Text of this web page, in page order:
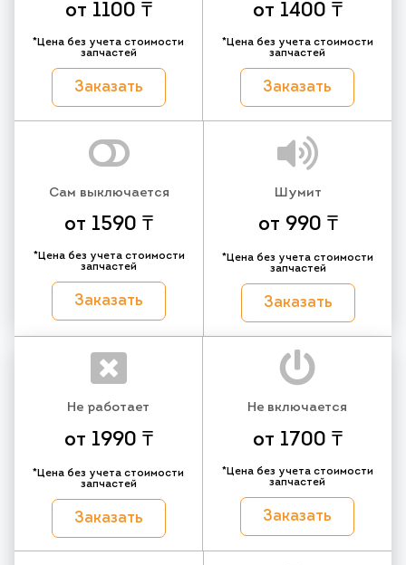
от 1100 ₸
*Цена без учета стоимости
запчастей
Заказать
от 1400 ₸
*Цена без учета стоимости
запчастей
Заказать
Сам выключается
от 1590 ₸
*Цена без учета стоимости
запчастей
Заказать
Шумит
от 990 ₸
*Цена без учета стоимости
запчастей
Заказать
Не работает
от 1990 ₸
*Цена без учета стоимости
запчастей
Заказать
Не включается
от 1700 ₸
*Цена без учета стоимости
запчастей
Заказать